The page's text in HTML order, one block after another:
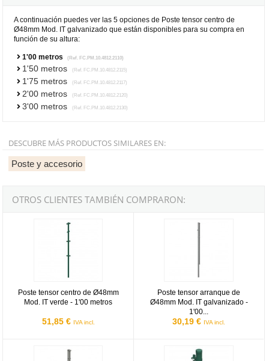
A continuación puedes ver las 5 opciones de Poste tensor centro de
Ø48mm Mod. IT galvanizado que están disponibles para su compra en
función de su altura:
1'00 metros (Ref. FC.PM.10.4812.2110)
1'50 metros (Ref. FC.PM.10.4812.2115)
1'75 metros (Ref. FC.PM.10.4812.2117)
2'00 metros (Ref. FC.PM.10.4812.2120)
3'00 metros (Ref. FC.PM.10.4812.2130)
DESCUBRE MÁS PRODUCTOS SIMILARES EN:
Poste y accesorio
OTROS CLIENTES TAMBIÉN COMPRARON:
Poste tensor centro de Ø48mm
Mod. IT verde - 1'00 metros
51,85 € IVA incl.
Poste tensor arranque de
Ø48mm Mod. IT galvanizado -
1'00...
30,19 € IVA incl.